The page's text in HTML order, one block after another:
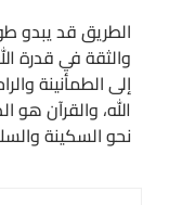
الطريق قد يبدو
والثقة في قدرة
إلى الطمأنينة
الله، والقرآن هو
نحو السكينة